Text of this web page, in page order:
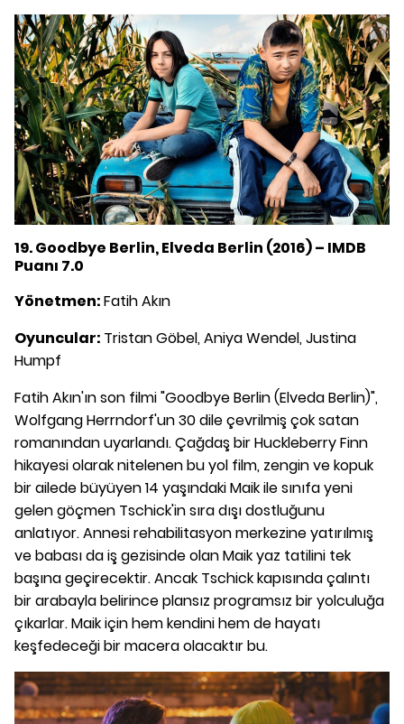
19. Goodbye Berlin, Elveda Berlin (2016) – IMDB
Puanı 7.0
Yönetmen:Fatih Akın
Oyuncular: Tristan Göbel, Aniya Wendel, Justina
Humpf
Fatih Akın'ın son filmi "Goodbye Berlin (Elveda Berlin)",
Wolfgang Herrndorf'un 30 dile çevrilmiş çok satan
romanından uyarlandı. Çağdaş bir Huckleberry Finn
hikayesi olarak nitelenen bu yol film, zengin ve kopuk
bir ailede büyüyen 14 yaşındaki Maik ile sınıfa yeni
gelen göçmen Tschick'in sıra dışı dostluğunu
anlatıyor. Annesi rehabilitasyon merkezine yatırılmış
ve babası da iş gezisinde olan Maik yaz tatilini tek
başına geçirecektir. Ancak Tschick kapısında çalıntı
bir arabayla belirince plansız programsız bir yolculuğa
çıkarlar. Maik için hem kendini hem de hayatı
keşfedeceği bir macera olacaktır bu.